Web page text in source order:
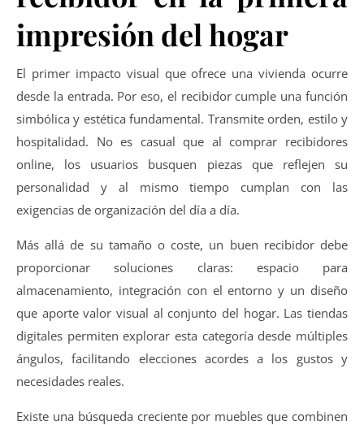
impresión del hogar
El primer impacto visual que ofrece una vivienda ocurre
desde la entrada. Por eso, el recibidor cumple una función
simbólica y estética fundamental. Transmite orden, estilo y
hospitalidad. No es casual que al comprar recibidores
online, los usuarios busquen piezas que reflejen su
personalidad y al mismo tiempo cumplan con las
exigencias de organización del día a día.
Más allá de su tamaño o coste, un buen recibidor debe
proporcionar soluciones claras: espacio para
almacenamiento, integración con el entorno y un diseño
que aporte valor visual al conjunto del hogar. Las tiendas
digitales permiten explorar esta categoría desde múltiples
ángulos, facilitando elecciones acordes a los gustos y
necesidades reales.
Existe una búsqueda creciente por muebles que combinen